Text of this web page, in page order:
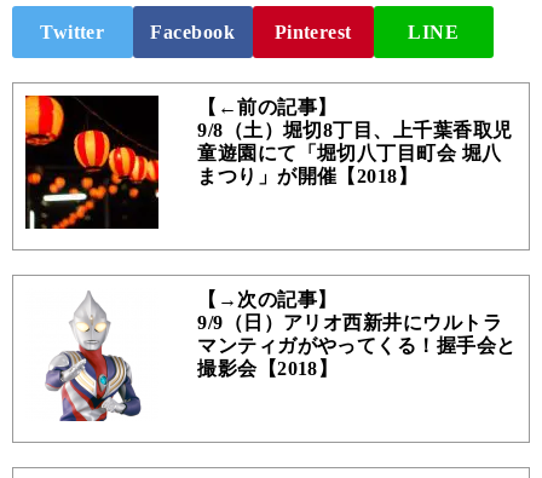
Twitter Facebook Pinterest LINE
【←前の記事】
9/8（土）堀切8丁目、上千葉香取児
童遊園にて「堀切八丁目町会 堀八
まつり」が開催【2018】
【→次の記事】
9/9（日）アリオ西新井にウルトラ
マンティガがやってくる！握手会と
撮影会【2018】